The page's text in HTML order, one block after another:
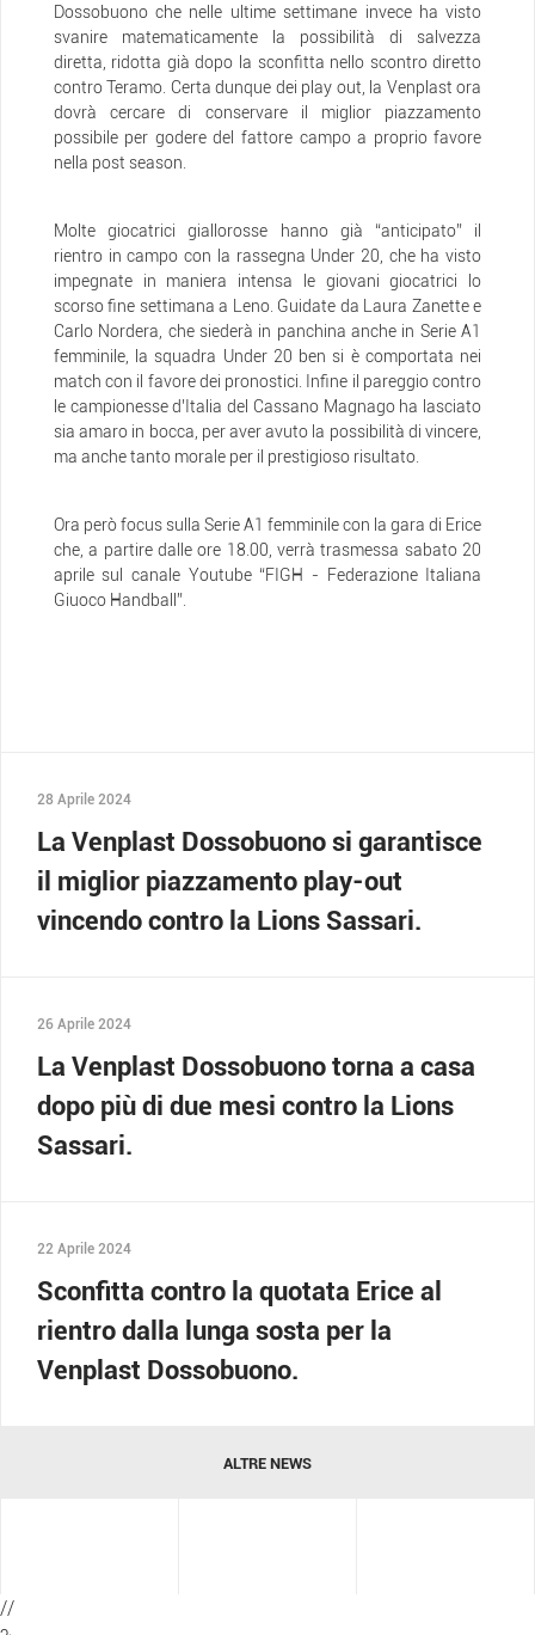
Dossobuono che nelle ultime settimane invece ha visto
svanire matematicamente la possibilità di salvezza
diretta, ridotta già dopo la sconfitta nello scontro diretto
contro Teramo. Certa dunque dei play out, la Venplast ora
dovrà cercare di conservare il miglior piazzamento
possibile per godere del fattore campo a proprio favore
nella post season.
Molte giocatrici giallorosse hanno già “anticipato” il
rientro in campo con la rassegna Under 20, che ha visto
impegnate in maniera intensa le giovani giocatrici lo
scorso fine settimana a Leno. Guidate da Laura Zanette e
Carlo Nordera, che siederà in panchina anche in Serie A1
femminile, la squadra Under 20 ben si è comportata nei
match con il favore dei pronostici. Infine il pareggio contro
le campionesse d’Italia del Cassano Magnago ha lasciato
sia amaro in bocca, per aver avuto la possibilità di vincere,
ma anche tanto morale per il prestigioso risultato.
Ora però focus sulla Serie A1 femminile con la gara di Erice
che, a partire dalle ore 18.00, verrà trasmessa sabato 20
aprile sul canale Youtube “FIGH - Federazione Italiana
Giuoco Handball”.
28 Aprile 2024
La Venplast Dossobuono si garantisce
il miglior piazzamento play-out
vincendo contro la Lions Sassari.
26 Aprile 2024
La Venplast Dossobuono torna a casa
dopo più di due mesi contro la Lions
Sassari.
22 Aprile 2024
Sconfitta contro la quotata Erice al
rientro dalla lunga sosta per la
Venplast Dossobuono.
ALTRE NEWS
//